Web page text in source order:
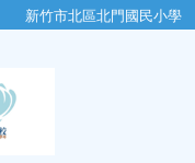
新竹市北區北門國民小學